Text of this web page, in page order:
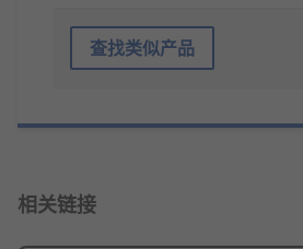
查找类似产品
相关链接